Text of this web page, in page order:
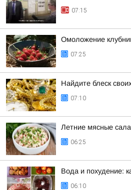
07:15
Омоложение
07:25
Найдите блеск
07:10
Летние мясные
06:25
Вода и похудение:
06:10